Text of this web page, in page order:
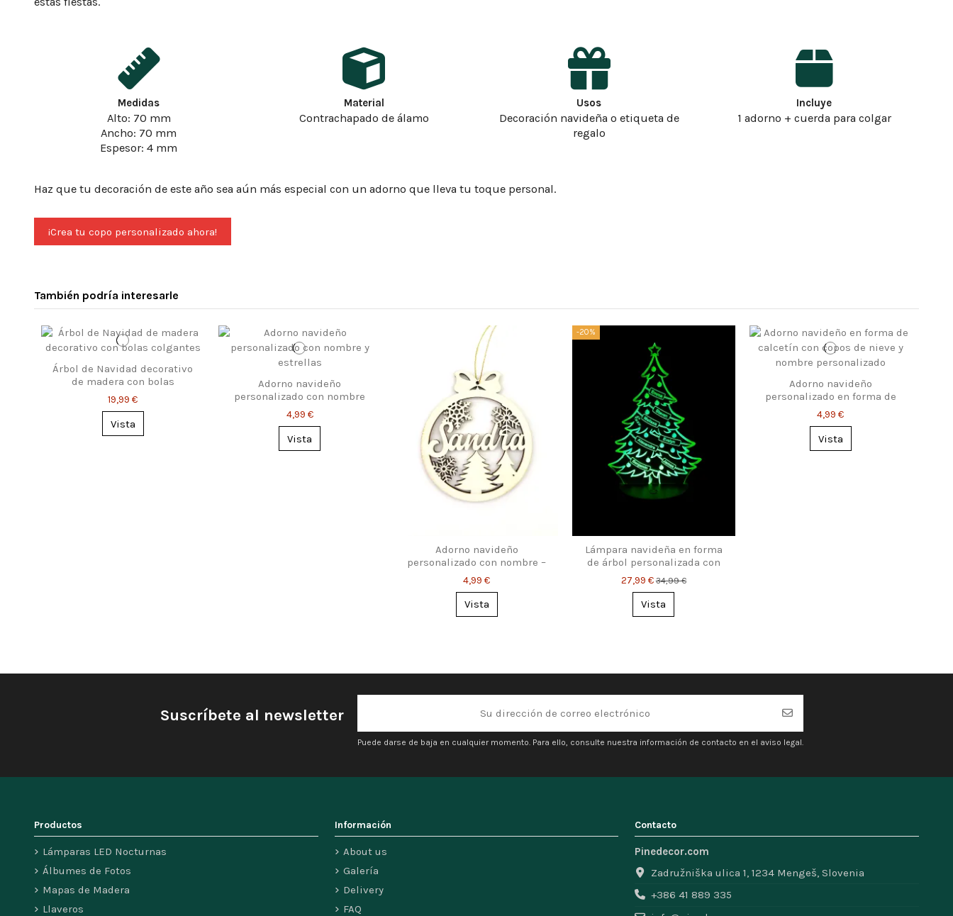
Medidas
Alto: 70 mm
Ancho: 70 mm
Espesor: 4 mm
Material
Contrachapado de álamo
Usos
Decoración navideña o etiqueta de
regalo
Incluye
1 adorno + cuerda para colgar
Haz que tu decoración de este año sea aún más especial con un adorno que lleva tu toque personal.
¡Crea tu copo personalizado ahora!
También podría interesarle
Árbol de Navidad decorativo
de madera con bolas
19,99 €
Vista
Adorno navideño
personalizado con nombre
4,99 €
Vista
Adorno navideño
personalizado con nombre –
copos y abetos
4,99 €
Vista
-20%
Lámpara navideña en forma
de árbol personalizada con
nombres
27,99 €34,99 €
Vista
Adorno navideño
personalizado en forma de
calcetín
4,99 €
Vista
Suscríbete al newsletter
Puede darse de baja en cualquier momento. Para ello, consulte nuestra información de contacto en el aviso legal.
Productos
Lámparas LED Nocturnas
Álbumes de Fotos
Mapas de Madera
Llaveros
Información
About us
Galería
Delivery
FAQ
Contacto
Pinedecor.com
Zadružniška ulica 1, 1234 Mengeš, Slovenia
+386 41 889 335